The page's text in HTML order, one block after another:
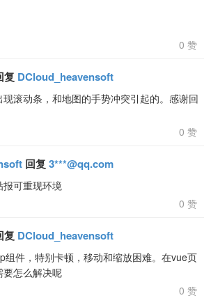
0 赞
复 DCloud_heavensoft
滚动条，和地图的手势冲突引起的。感谢回
0 赞
回复 3***@qq.com
可重现环境
0 赞
复 DCloud_heavensoft
组件，特别卡顿，移动和缩放困难。在vue页
怎么解决呢
0 赞